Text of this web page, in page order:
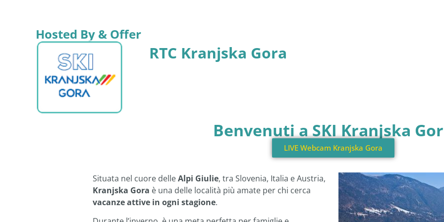
Hosted By & Offer
RTC Kranjska Gora
Benvenuti a SKI Kranjska
LIVE Webcam Kranjska Gora
Situata nel cuore delleAlpi Giulie, tra Slovenia, Italia e Austria,
Kranjska Gora è una delle località più amate per chi cerca
vacanze attive in ogni stagione.